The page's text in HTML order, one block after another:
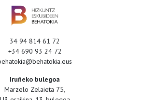
34 94 814 61 72
+34 690 93 24 72
Iruñeko bulegoa
Marzelo Zelaieta 75,